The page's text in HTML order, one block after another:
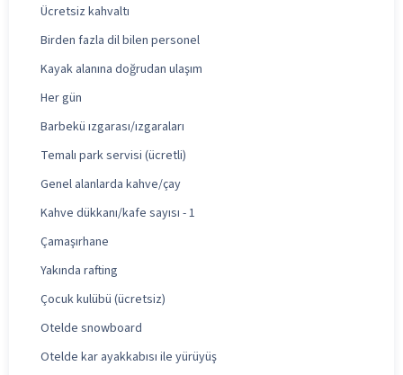
Ücretsiz kahvaltı
Birden fazla dil bilen personel
Kayak alanına doğrudan ulaşım
Her gün
Barbekü ızgarası/ızgaraları
Temalı park servisi (ücretli)
Genel alanlarda kahve/çay
Kahve dükkanı/kafe sayısı - 1
Çamaşırhane
Yakında rafting
Çocuk kulübü (ücretsiz)
Otelde snowboard
Otelde kar ayakkabısı ile yürüyüş